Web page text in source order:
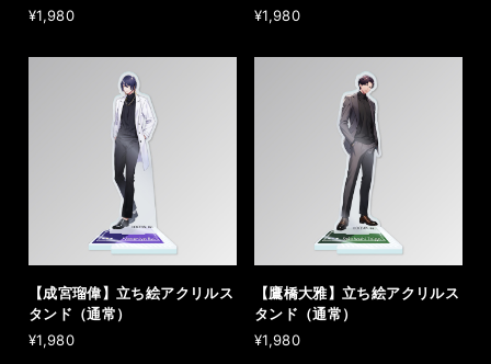
¥1,980
¥1,980
【成宮瑠偉】立ち絵アクリルス
タンド（通常）
¥1,980
【鷹橋大雅】立ち絵アクリルス
タンド（通常）
¥1,980